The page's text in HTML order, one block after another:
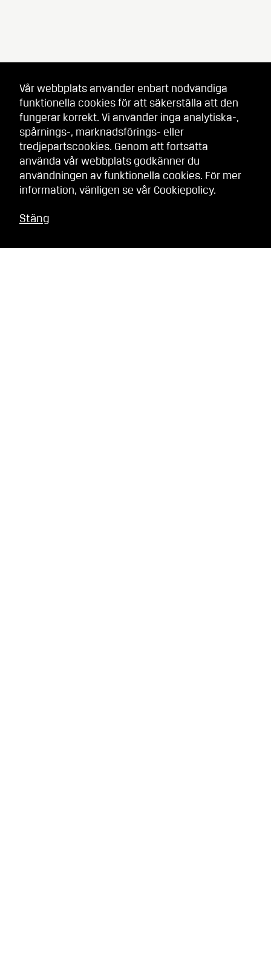
Vår webbplats använder enbart nödvändiga
funktionella cookies för att säkerställa att den
fungerar korrekt. Vi använder inga analytiska-,
spårnings-, marknadsförings- eller
tredjepartscookies. Genom att fortsätta
använda vår webbplats godkänner du
användningen av funktionella cookies. För mer
information, vänligen se vår Cookiepolicy.
Stäng